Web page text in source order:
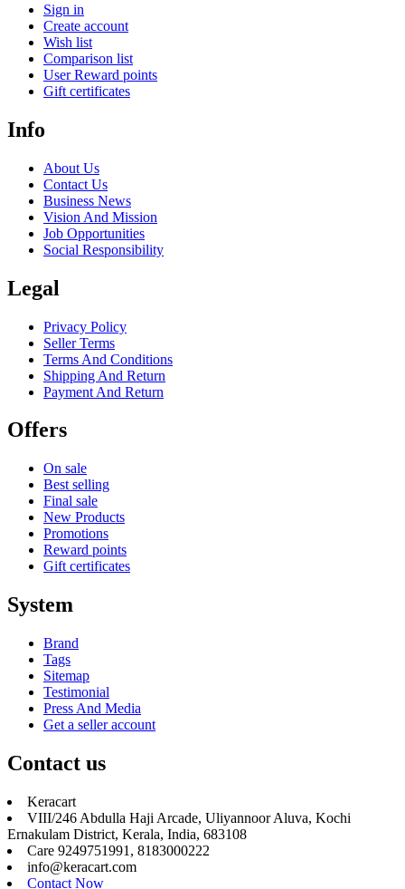
Sign in
Create account
Wish list
Comparison list
User Reward points
Gift certificates
Info
About Us
Contact Us
Business News
Vision And Mission
Job Opportunities
Social Responsibility
Legal
Privacy Policy
Seller Terms
Terms And Conditions
Shipping And Return
Payment And Return
Offers
On sale
Best selling
Final sale
New Products
Promotions
Reward points
Gift certificates
System
Brand
Tags
Sitemap
Testimonial
Press And Media
Get a seller account
Contact us
Keracart
VIII/246 Abdulla Haji Arcade, Uliyannoor Aluva, Kochi
Ernakulam District, Kerala, India, 683108
Care 9249751991, 8183000222
info@keracart.com
Contact Now